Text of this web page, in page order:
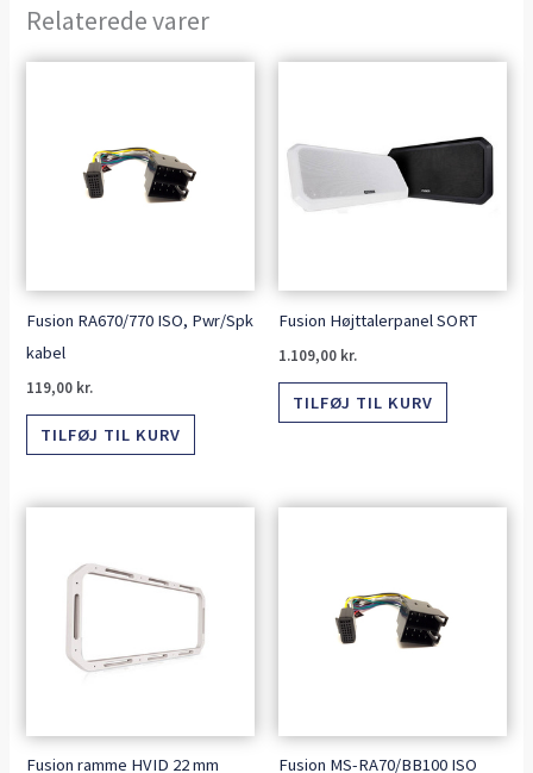
Relaterede varer
Fusion RA670/770 ISO, Pwr/Spk
kabel
119,00 kr.
TILFØJ TIL KURV
Fusion Højttalerpanel SORT
1.109,00 kr.
TILFØJ TIL KURV
Fusion ramme HVID 22 mm
Fusion MS-RA70/BB100 ISO